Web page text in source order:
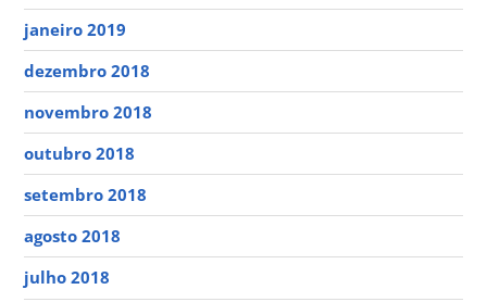
janeiro 2019
dezembro 2018
novembro 2018
outubro 2018
setembro 2018
agosto 2018
julho 2018